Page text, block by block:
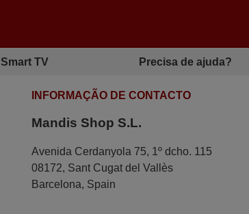
Smart TV Precisa de ajuda?
INFORMAÇÃO DE CONTACTO
Mandis Shop S.L.
Avenida Cerdanyola 75, 1º dcho. 115
08172, Sant Cugat del Vallès
Barcelona, Spain